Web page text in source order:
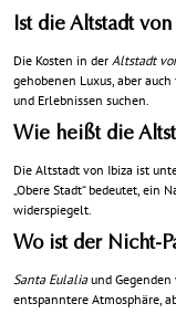
Ist die Altstadt
Die Kosten in der Altstadt
gehobenen Luxus, aber
und Erlebnissen suchen.
Wie heißt die
Die Altstadt von Ibiza ist
„Obere Stadt“ bedeutet, ein
widerspiegelt.
Wo ist der Nicht-
Santa Eulaliaund Gegenden
entspanntere Atmosphäre,